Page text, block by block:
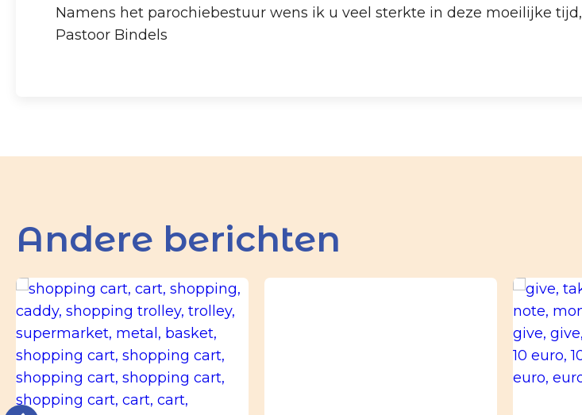
Namens het parochiebestuur wens ik u veel sterkte in deze moeilijke tijd,
Pastoor Bindels
Andere berichten